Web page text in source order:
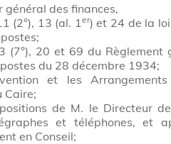
général des finances,
(2°), 13 (al. 1 er) et 24 de la
(7°), 20 et 69 du Règlement
du 28 décembre 1934;
et les
Caire;
de M. le Directeur
et téléphones, et
en Conseil;